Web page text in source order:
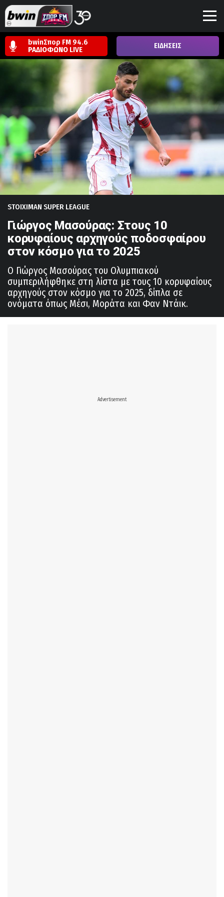
bwinΣπορ FM 94.6
ΡΑΔΙΟΦΩΝΟ LIVE ΕΙΔΗΣΕΙΣ
STOIXIMAN SUPER LEAGUE
Γιώργος Μασούρας: Στους 10
κορυφαίους αρχηγούς ποδοσφαίρου
στον κόσμο για το 2025
Ο Γιώργος Μασούρας του Ολυμπιακού
συμπεριλήφθηκε στη λίστα με τους 10 κορυφαίους
αρχηγούς στον κόσμο για το 2025, δίπλα σε
ονόματα όπως Μέσι, Μοράτα και Φαν Ντάικ.